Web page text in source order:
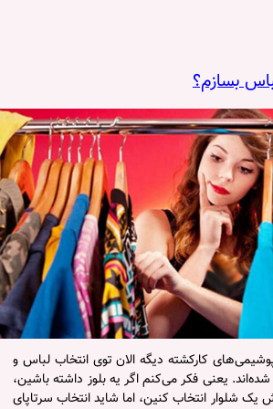
بسازم؟
کارکشته دیگه الان توی انتخاب لباس و
یعنی فکر می‌کنم اگر یه بلوز داشته باشین،
یک شلوار انتخاب کنین، اما شاید انتخاب سرتاپای